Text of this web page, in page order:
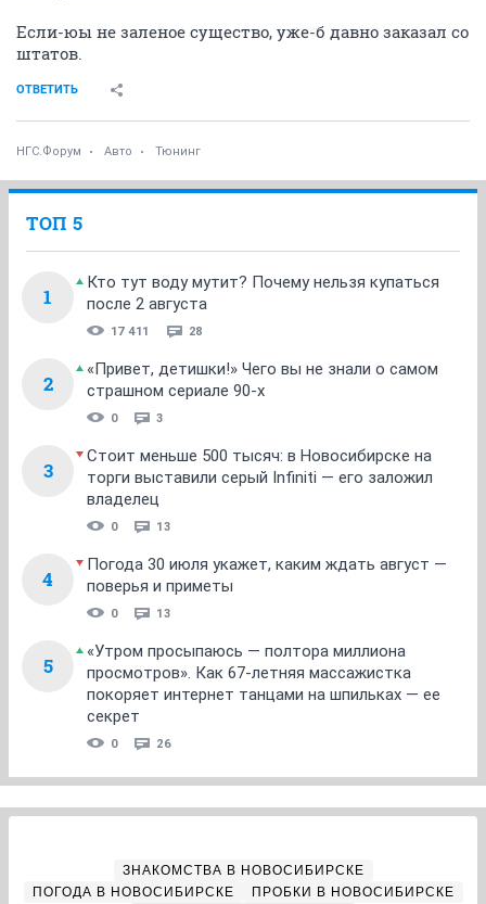
Если-юы не заленое существо, уже-б давно заказал со
штатов.
ОТВЕТИТЬ
НГС.Форум Авто Тюнинг
ТОП 5
1
Кто тут воду мутит? Почему нельзя купаться
после 2 августа
17 411 28
2
«Привет, детишки!» Чего вы не знали о самом
страшном сериале 90-х
0 3
3
Стоит меньше 500 тысяч: в Новосибирске на
торги выставили серый Infiniti — его заложил
владелец
0 13
4
Погода 30 июля укажет, каким ждать август —
поверья и приметы
0 13
5
«Утром просыпаюсь — полтора миллиона
просмотров». Как 67-летняя массажистка
покоряет интернет танцами на шпильках — ее
секрет
0 26
ЗНАКОМСТВА В НОВОСИБИРСКЕ
ПОГОДА В НОВОСИБИРСКЕ
ПРОБКИ В НОВОСИБИРСКЕ